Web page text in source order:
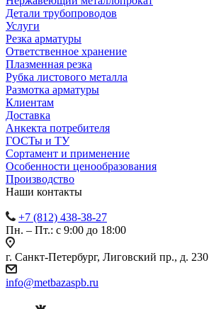
Детали трубопроводов
Услуги
Резка арматуры
Ответственное хранение
Плазменная резка
Рубка листового металла
Размотка арматуры
Клиентам
Доставка
Анкекта потребителя
ГОСТы и ТУ
Сортамент и применение
Особенности ценообразования
Производство
Наши контакты
+7 (812) 438-38-27
Пн. – Пт.: с 9:00 до 18:00
г. Санкт-Петербург, Лиговский пр., д. 230
info@metbazaspb.ru